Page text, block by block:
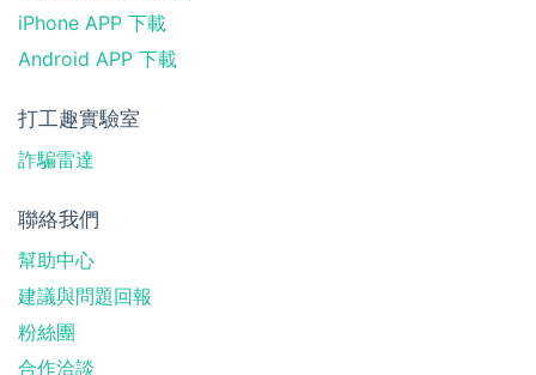
iPhone APP 下載
Android APP 下載
打工趣實驗室
詐騙雷達
聯絡我們
幫助中心
建議與問題回報
粉絲團
合作洽談